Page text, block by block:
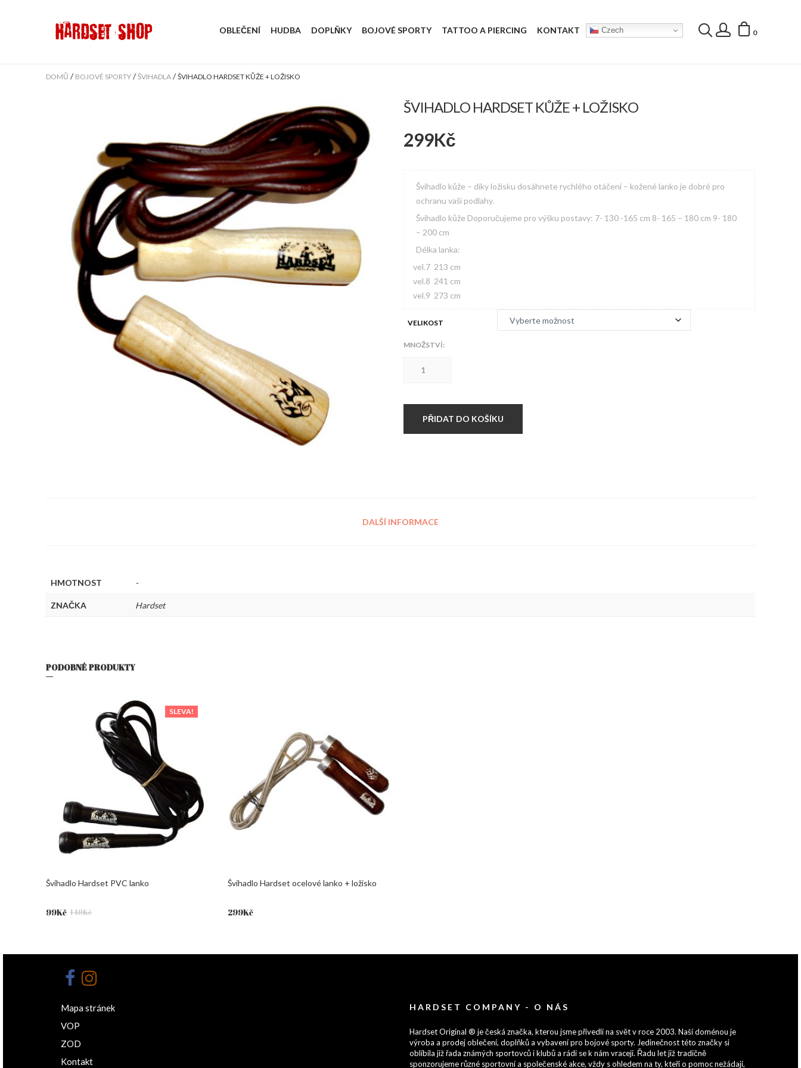
OBLEČENÍ HUDBA DOPLŇKY BOJOVÉ SPORTY TATTOO A PIERCING KONTAKT Czech 0
DOMŮ / BOJOVÉ SPORTY /ŠVIHADLA /ŠVIHADLO HARDSET KŮŽE + LOŽISKO
ŠVIHADLO HARDSET KŮŽE + LOŽISKO
299Kč
Švihadlo kůže – díky ložisku dosáhnete rychlého otáčení – kožené lanko je dobré pro
ochranu vaší podlahy.
Švihadlo kůže Doporučujeme pro výšku postavy: 7- 130 -165 cm 8- 165 – 180 cm 9- 180
– 200 cm
Délka lanka:
vel.7 213 cm
vel.8 241 cm
vel.9 273 cm
VELIKOST
MNOŽSTVÍ:
Hardset
ložisko
množstvíPŘIDAT DO KOŠÍKU
DALŠÍ INFORMACE
HMOTNOST -
ZNAČKA Hardset
PODOBNÉ PRODUKTY
SLEVA!
Švihadlo Hardset PVC lanko
149Kč
Původní
99Kč
Aktuální
Švihadlo Hardset ocelové lanko + ložisko
299Kč
Mapa stránek
VOP
ZOD
Kontakt
HARDSET COMPANY - O NÁS
Hardset Original ® je česká značka, kterou jsme přivedli na svět v roce 2003. Naší doménou je
výroba a prodej oblečení, doplňků a vybavení pro bojové sporty. Jedinečnost této značky si
oblíbila již řada známých sportovců i klubů a rádi se k nám vracejí. Řadu let již tradičně
sponzorujeme různé sportovní a společenské akce, vždy s ohledem na ty, kteří o pomoc nežádají,